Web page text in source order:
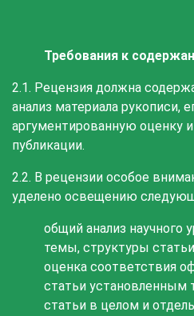
Требования к
2.1. Рецензия должна
анализ материала рукописи,
аргументированную оценку
публикации.
2.2. В рецензии особое
уделено освещению
общий анализ научного
темы, структуры
оценка соответствия
статьи установленным
статьи в целом и